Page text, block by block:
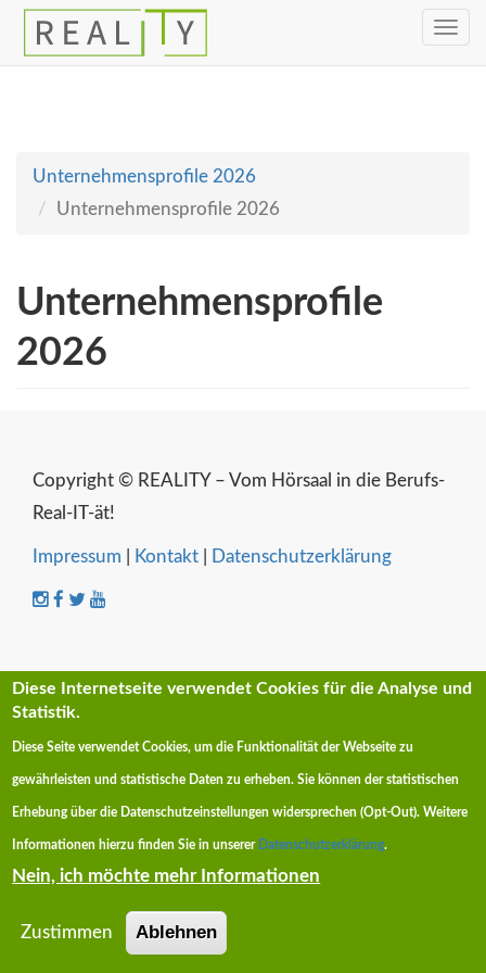
Toggle
Unternehmensprofile 2026
Unternehmensprofile 2026
Unternehmensprofile
2026
Copyright © REALITY – Vom Hörsaal in die Berufs-
Real-IT-ät!
Impressum Kontakt Datenschutzerklärung
Diese Internetseite verwendet Cookies für die Analyse und
Statistik.
Diese Seite verwendet Cookies, um die Funktionalität der Webseite zu
gewährleisten und statistische Daten zu erheben. Sie können der statistischen
Erhebung über die Datenschutzeinstellungen widersprechen (Opt-Out). Weitere
Informationen hierzu finden Sie in unserer Datenschutzerklärung.
Nein, ich möchte mehr Informationen
Zustimmen Ablehnen